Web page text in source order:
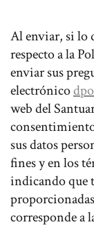
Al enviar, si lo
respecto a la
enviar sus
electrónico
web del
sus datos
fines y en los
indicando que
corresponde a